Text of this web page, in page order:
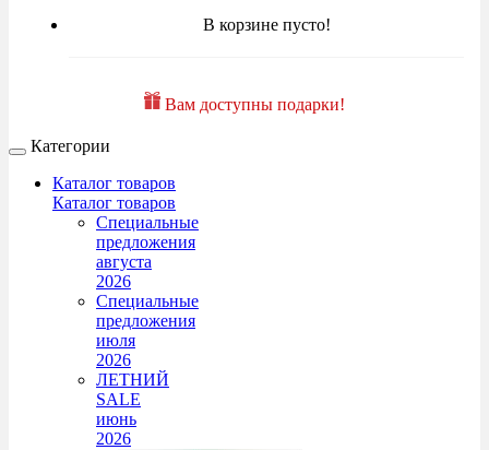
В корзине пусто!
Вам доступны подарки!
Категории
Каталог товаров
Каталог товаров
Специальные
предложения
августа
2026
Специальные
предложения
июля
2026
ЛЕТНИЙ
SALE
июнь
2026